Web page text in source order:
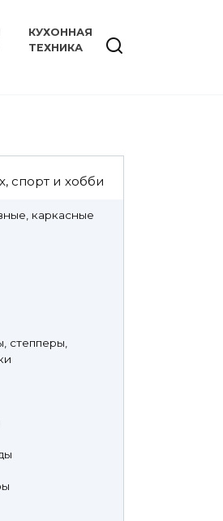
КУХОННАЯ
ТЕХНИКА
спорт и хобби
каркасные
степперы,